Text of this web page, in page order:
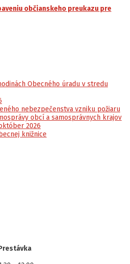
občianskeho preukazu pre
Obecného úradu v stredu
nebezpečenstva vzniku požiaru
obcí a samosprávnych krajov
2026
knižnice